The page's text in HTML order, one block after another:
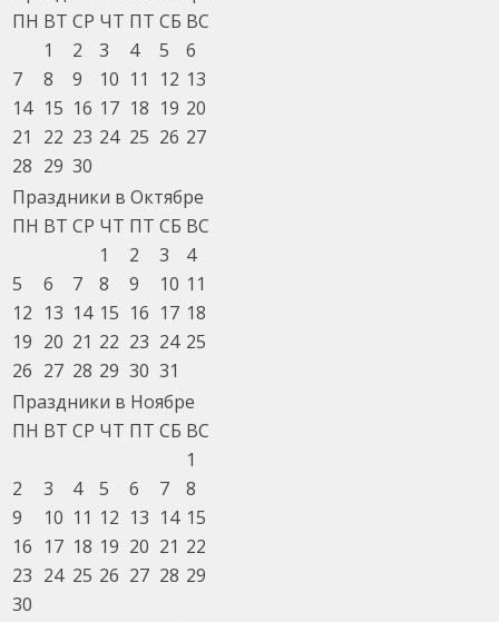
ПН ВТ СР ЧТ ПТ СБ ВС
1
2 3 4 5
6
7
8 9 10 11 12 13
14 15 16 17 18 19 20
21
22 23 24 25 26 27
28 29 30
Праздники в Октябре
ПН ВТ СР ЧТ ПТ СБ ВС
1
2 3
4
5
6 7 8 9 10 11
12 13 14 15 16 17 18
19 20 21 22 23 24 25
26 27 28 29 30 31
Праздники в Ноябре
ПН ВТ СР ЧТ ПТ СБ ВС
1
2
3 4 5 6 7
8
9
10 11 12 13 14 15
16 17 18 19 20 21 22
23 24 25 26 27 28 29
30